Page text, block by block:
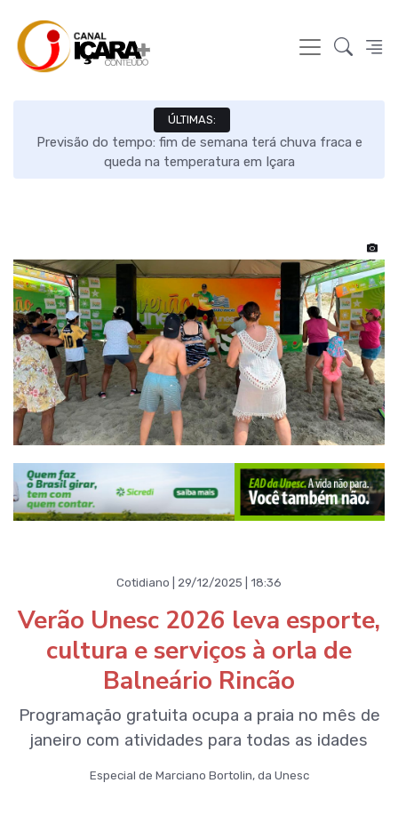
ÚLTIMAS:
Previsão do tempo: fim de semana terá chuva fraca e
queda na temperatura em Içara
Cotidiano | 29/12/2025 | 18:36
Verão Unesc 2026 leva esporte,
cultura e serviços à orla de
Balneário Rincão
Programação gratuita ocupa a praia no mês de
janeiro com atividades para todas as idades
Especial de Marciano Bortolin, da Unesc